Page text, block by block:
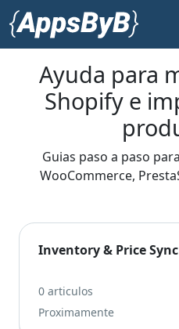
Ayuda para
Shopify e
Guias paso a paso
WooCommerce,
Inventory & Price Sync
0 articulos
Proximamente